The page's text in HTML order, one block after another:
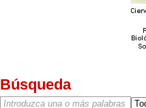
Búsqueda